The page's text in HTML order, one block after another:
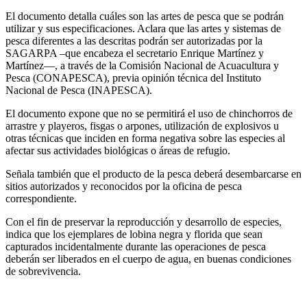
El documento detalla cuáles son las artes de pesca que se podrán
utilizar y sus especificaciones. Aclara que las artes y sistemas de
pesca diferentes a las descritas podrán ser autorizadas por la
SAGARPA –que encabeza el secretario Enrique Martínez y
Martínez—, a través de la Comisión Nacional de Acuacultura y
Pesca (CONAPESCA), previa opinión técnica del Instituto
Nacional de Pesca (INAPESCA).
El documento expone que no se permitirá el uso de chinchorros de
arrastre y playeros, fisgas o arpones, utilización de explosivos u
otras técnicas que inciden en forma negativa sobre las especies al
afectar sus actividades biológicas o áreas de refugio.
Señala también que el producto de la pesca deberá desembarcarse en
sitios autorizados y reconocidos por la oficina de pesca
correspondiente.
Con el fin de preservar la reproducción y desarrollo de especies,
indica que los ejemplares de lobina negra y florida que sean
capturados incidentalmente durante las operaciones de pesca
deberán ser liberados en el cuerpo de agua, en buenas condiciones
de sobrevivencia.